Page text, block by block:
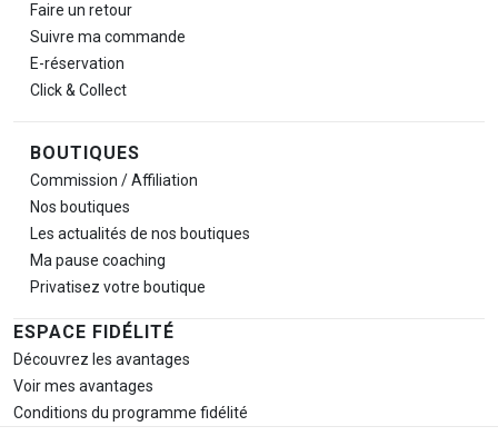
Faire un retour
Suivre ma commande
E-réservation
Click & Collect
BOUTIQUES
Commission / Affiliation
Nos boutiques
Les actualités de nos boutiques
Ma pause coaching
Privatisez votre boutique
ESPACE FIDÉLITÉ
Découvrez les avantages
Voir mes avantages
Conditions du programme fidélité